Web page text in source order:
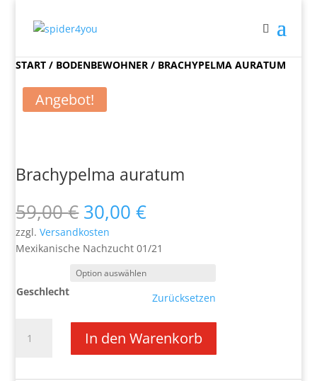
START / BODENBEWOHNER / BRACHYPELMA AURATUM
Angebot!
Brachypelma auratum
59,00€ Ursprünglicher
Preis
war:
59,00 €
30,00€Aktueller
ist:
30,00 €.
zzgl.Versandkosten
Mexikanische Nachzucht 01/21
Geschlecht Zurücksetzen
Brachypelma
auratum
In den Warenkorb